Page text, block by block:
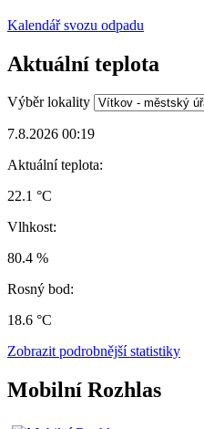
Kalendář svozu odpadu
Aktuální teplota
Výběr lokality
7.8.2026 00:19
Aktuální teplota:
22.1 °C
Vlhkost:
80.4 %
Rosný bod:
18.6 °C
Zobrazit podrobnější statistiky
Mobilní Rozhlas